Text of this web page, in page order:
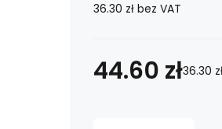
36.30 zł bez VAT
44.60 zł36.30